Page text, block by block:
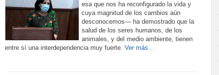
esa que nos ha reconfigurado la vida y
cuya magnitud de los cambios aún
desconocemos— ha demostrado que la
salud de los seres humanos, de los
animales, y del medio ambiente, tienen
entre sí una interdependencia muy fuerte. Ver más…